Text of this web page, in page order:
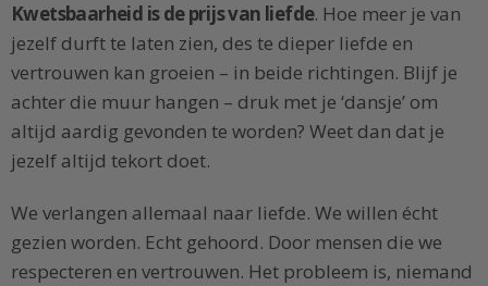
Kwetsbaarheid is de prijs van liefde. Hoe meer je van
jezelf durft te laten zien, des te dieper liefde en
vertrouwen kan groeien – in beide richtingen. Blijf je
achter die muur hangen – druk met je ‘dansje’ om
altijd aardig gevonden te worden? Weet dan dat je
jezelf altijd tekort doet.
We verlangen allemaal naar liefde. We willen écht
gezien worden. Echt gehoord. Door mensen die we
respecteren en vertrouwen. Het probleem is, niemand